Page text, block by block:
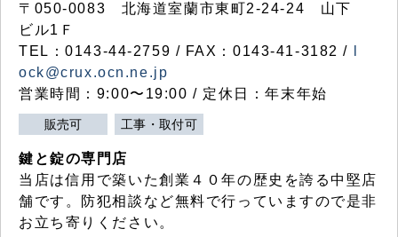
〒050-0083 北海道室蘭市東町2-24-24 山下
ビル1Ｆ
TEL：0143-44-2759 / FAX：0143-41-3182 /
ock@crux.ocn.ne.jp
営業時間：9:00〜19:00 / 定休日：年末年始
販売可 工事・取付可
鍵と錠の専門店
当店は信用で築いた創業４０年の歴史を誇る中堅店
舗です。防犯相談など無料で行っていますので是非
お立ち寄りください。